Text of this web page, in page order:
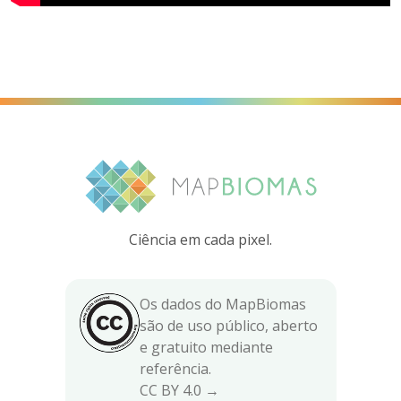
Ciência em cada pixel.
Os dados do MapBiomas
são de uso público, aberto
e gratuito mediante
referência.
CC BY 4.0 →